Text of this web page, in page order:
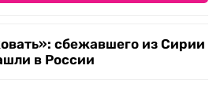
сбежавшего из Сирии
в России